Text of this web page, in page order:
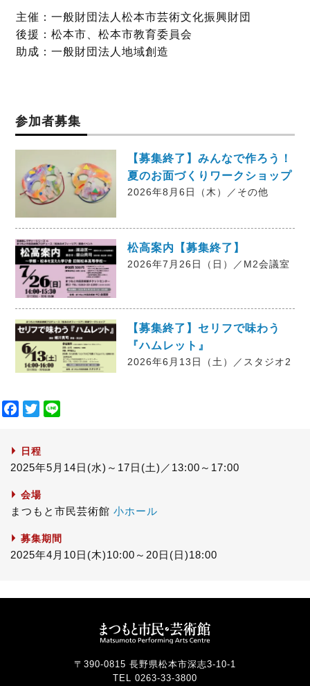
主催：一般財団法人松本市芸術文化振興財団
後援：松本市、松本市教育委員会
助成：一般財団法人地域創造
参加者募集
【募集終了】みんなで作ろう！
夏のお面づくりワークショップ
2026年8月6日（木）／その他
松高案内【募集終了】
2026年7月26日（日）／M2会議室
【募集終了】セリフで味わう
『ハムレット』
2026年6月13日（土）／スタジオ2
F
e
o
o
T
t
t
e
r
日程
2025年5月14日(水)～17日(土)／13:00～17:00
会場
まつもと市民芸術館 小ホール
募集期間
2025年4月10日(木)10:00～20日(日)18:00
〒390-0815 長野県松本市深志3-10-1
TEL 0263-33-3800